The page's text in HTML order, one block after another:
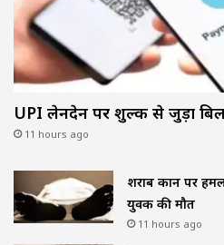
UPI लेनदेन पर शुल्क से जुड़ा
11 hours ago
शराब दुकान पर
युवक की मौत
11 hours ago